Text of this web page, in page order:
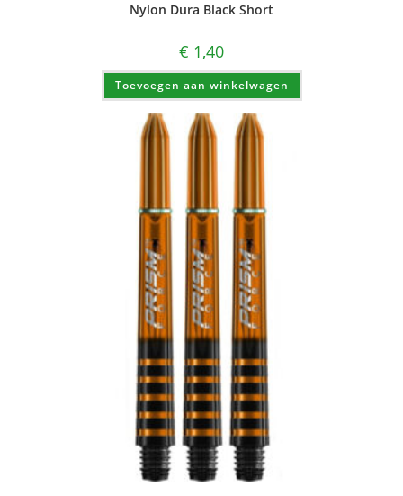
Nylon Dura Black Short
€ 1,40
Toevoegen aan winkelwagen